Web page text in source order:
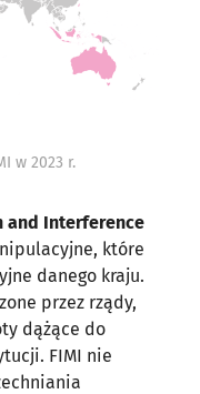
w 2023 r.
and Interference
które
danego kraju.
przez rządy,
dążące do
FIMI nie